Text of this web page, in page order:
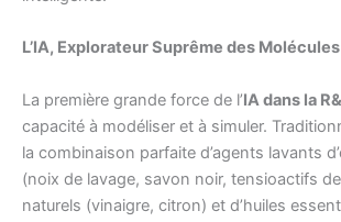
L’IA, Explorateur Suprême des
La première grande force de l’IA dans la
capacité à modéliser et à simuler.
la combinaison parfaite d’agents lavants
(noix de lavage, savon noir, tensioactifs de
naturels (vinaigre, citron) et d’huiles